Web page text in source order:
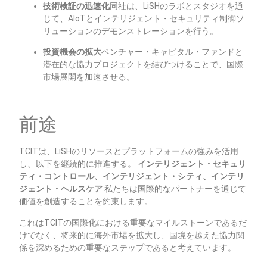
技術検証の迅速化同社は、LiSHのラボとスタジオを通
じて、AIoTとインテリジェント・セキュリティ制御ソ
リューションのデモンストレーションを行う。
投資機会の拡大ベンチャー・キャピタル・ファンドと
潜在的な協力プロジェクトを結びつけることで、国際
市場展開を加速させる。
前途
TCITは、LiSHのリソースとプラットフォームの強みを活用
し、以下を継続的に推進する。 インテリジェント・セキュリ
ティ・コントロール、インテリジェント・シティ、インテリ
ジェント・ヘルスケア私たちは国際的なパートナーを通じて
価値を創造することを約束します。
これはTCITの国際化における重要なマイルストーンであるだ
けでなく、将来的に海外市場を拡大し、国境を越えた協力関
係を深めるための重要なステップであると考えています。